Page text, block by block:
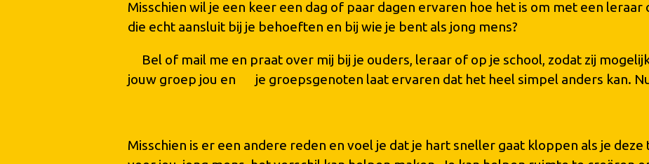
Misschien wil je een keer een dag of paar dagen ervaren hoe het is om met een
die echt aansluit bij je behoeften en bij wie je bent als jong mens?
Bel of mail me en praat over mij bij je ouders, leraar of op je school, zodat zij
jouw groep jou en je groepsgenoten laat ervaren dat het heel simpel anders kan.
Misschien is er een andere reden en voel je dat je hart sneller gaat kloppen als je